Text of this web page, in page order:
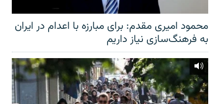
محمود امیری مقدم: برای مبارزه با اعدام در ایران
به فرهنگ‌سازی نیاز داریم